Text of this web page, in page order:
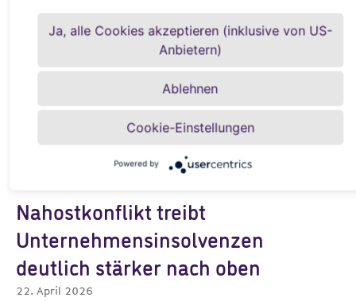
Weiterlesen »
Nahostkonflikt treibt
Unternehmensinsolvenzen
deutlich stärker nach oben
22. April 2026
Ja, alle Cookies akzeptieren (inklusive von US-
Anbietern)
Ablehnen
Cookie-Einstellungen
Powered by